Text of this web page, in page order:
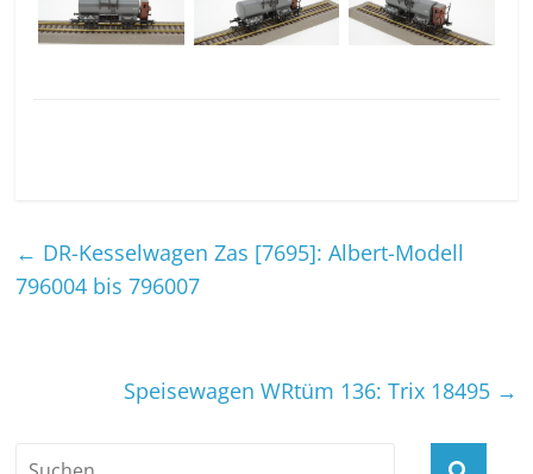
← DR-Kesselwagen Zas [7695]: Albert-Modell
796004 bis 796007
Speisewagen WRtüm 136: Trix 18495 →